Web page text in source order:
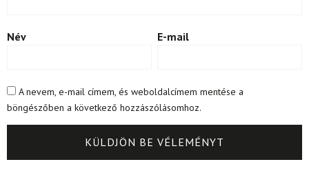
Név E-mail
A nevem, e-mail címem, és weboldalcímem mentése a
böngészőben a következő hozzászólásomhoz.